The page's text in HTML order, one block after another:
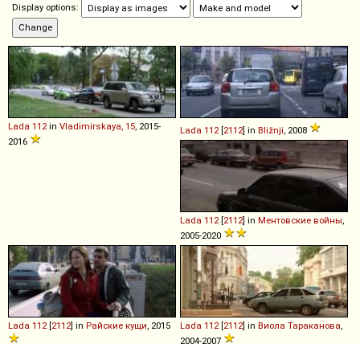
Display options:
Lada 112 in Vladimirskaya, 15 , 2015-
2016
Lada 112 [2112] in Bližnji , 2008
Lada 112 [2112] in Ментовские войны
2005-2020
Lada 112 [2112] in Райские кущи , 2015 Lada 112 [2112] in Виола Тараканова
2004-2007